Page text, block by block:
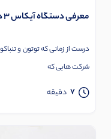
معرفی دستگاه آیکاس 3 دیو
درست از زمانی که توتون و
شرکت هایی که
7 دقیقه